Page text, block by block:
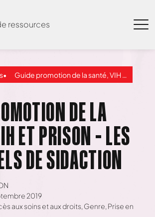
ressources
Guide promotion de la santé, VIH et prison – les essentiels de SIDACTION
DE LA
ET PRISON – LES
DE SIDACTION
2019
aux soins et aux droits, Genre, Prise en